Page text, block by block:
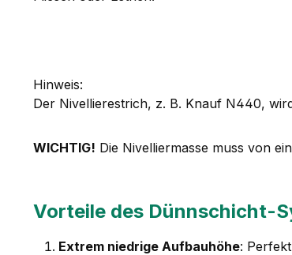
Hinweis:
Der Nivellierestrich, z. B. Knauf N440,
WICHTIG! Die Nivelliermasse muss von
Vorteile des Dünnschicht-
Extrem niedrige Aufbauhöhe: